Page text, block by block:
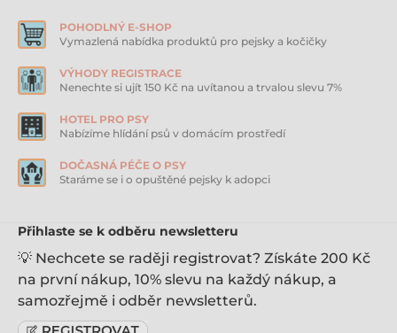
POHODLNÝ E-SHOP
Vymazlená nabídka produktů pro pejsky a kočičky
VÝHODY REGISTRACE
Nenechte si ujít 150 Kč na uvítanou a trvalou slevu 7%
HOTEL PRO PSY
Nabízíme hlídání psů v domácím prostředí
DOČASNÁ PÉČE O PSY
Staráme se i o opuštěné pejsky k adopci
Přihlaste se k odběru newsletteru
💡 Nechcete se raději registrovat? Získáte 200 Kč
na první nákup, 10% slevu na každý nákup, a
samozřejmě i odběr newsletterů.